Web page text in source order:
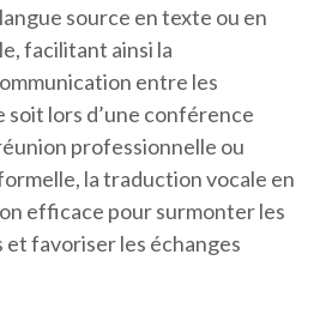
source en texte ou en
facilitant ainsi la
entre les
lors d’une conférence
professionnelle ou
la traduction vocale en
efficace pour surmonter les
favoriser les échanges